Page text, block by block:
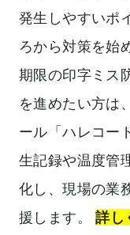
発生しやすいポ
ろから対策を始
期限の印字ミス
を進めたい方は
ール「ハレコー
生記録や温度管
化し、現場の業
援します。詳し